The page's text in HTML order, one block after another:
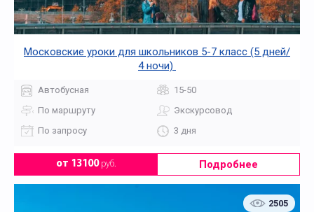
Московские уроки для школьников 5-7 класс (5 дней/
4 ночи)
Автобусная
15-50
По маршруту
Экскурсовод
По запросу
3 дня
от 13100руб. Подробнее
2505